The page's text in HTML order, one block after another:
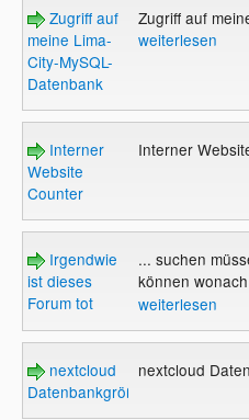
Zugriff auf
meine Lima-
City-MySQL-
Datenbank
Zugriff auf
weiterlesen
Interner
Website
Counter
Interner
Irgendwie
ist dieses
Forum tot
... suchen
können
weiterlesen
nextcloud
Datenbankgröße
nextcloud